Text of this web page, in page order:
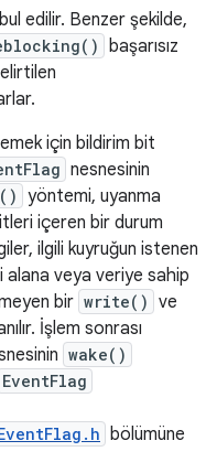
edilir. Benzer şekilde,
başarısız
için bildirim bit
nesnesinin
yöntemi, uyanma
içeren bir durum
ilgili kuyruğun istenen
veya veriye sahip
bir write() ve
İşlem sonrası
wake()
EventFlag
bölümüne